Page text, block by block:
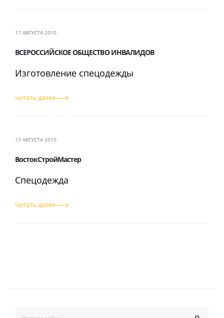
17 АВГУСТА 2010
ВСЕРОССИЙСКОЕ ОБЩЕСТВО ИНВАЛИДОВ
Изготовление спецодежды
читать далее
13 АВГУСТА 2010
ВостокСтройМастер
Спецодежда
читать далее